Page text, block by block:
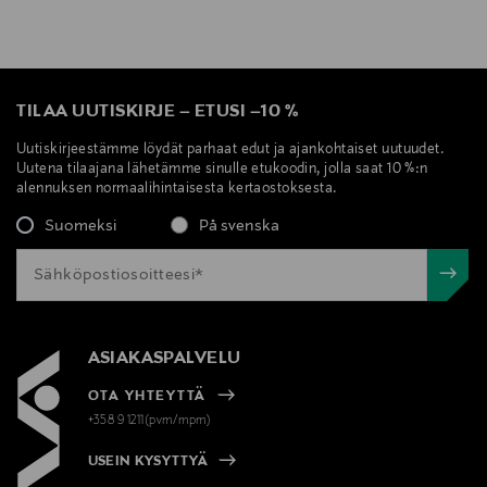
TILAA UUTISKIRJE – ETUSI –10 %
Uutiskirjeestämme löydät parhaat edut ja ajankohtaiset uutuudet.
Uutena tilaajana lähetämme sinulle etukoodin, jolla saat 10 %:n
alennuksen normaalihintaisesta kertaostoksesta.
Suomeksi På svenska
ASIAKASPALVELU
OTA YHTEYTTÄ
+358 9 1211(pvm/mpm)
USEIN KYSYTTYÄ